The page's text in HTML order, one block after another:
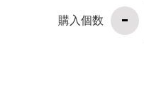
購入個数